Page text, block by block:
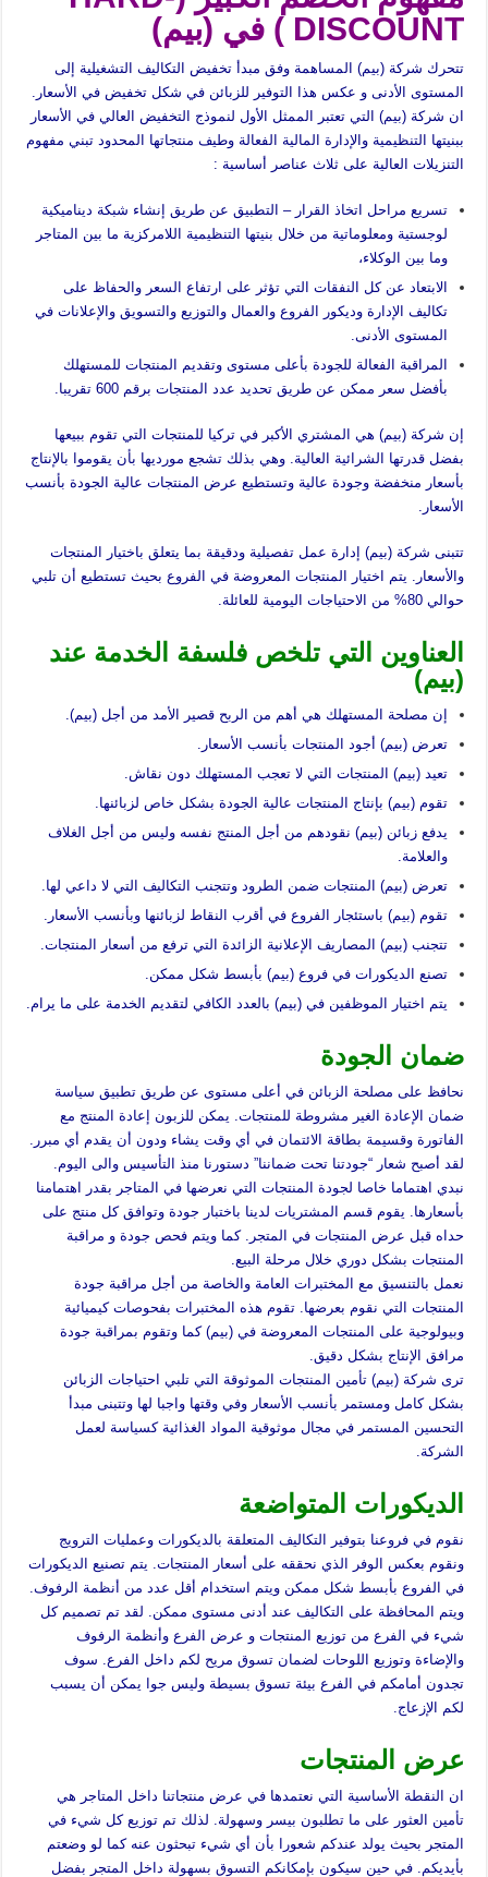
DISCOUNT ) في (بيم)
تتحرك شركة (بيم) المساهمة وفق مبدأ تخفيض التكاليف التشغيلية إلى
المستوى الأدنى و عكس هذا التوفير للزبائن في شكل تخفيض في الأسعار.
ان شركة (بيم) التي تعتبر الممثل الأول لنموذج التخفيض العالي في الأسعار
ببنيتها التنظيمية والإدارة المالية الفعالة وطيف منتجاتها المحدود تبني مفهوم
التنزيلات العالية على ثلاث عناصر أساسية :
تسريع مراحل اتخاذ القرار – التطبيق عن طريق إنشاء شبكة ديناميكية
لوجستية ومعلوماتية من خلال بنيتها التنظيمية اللامركزية ما بين المتاجر
وما بين الوكلاء،
الابتعاد عن كل النفقات التي تؤثر على ارتفاع السعر والحفاظ على
تكاليف الإدارة وديكور الفروع والعمال والتوزيع والتسويق والإعلانات في
المستوى الأدنى.
المراقبة الفعالة للجودة بأعلى مستوى وتقديم المنتجات للمستهلك
بأفضل سعر ممكن عن طريق تحديد عدد المنتجات برقم 600 تقريبا.
إن شركة (بيم) هي المشتري الأكبر في تركيا للمنتجات التي تقوم ببيعها
بفضل قدرتها الشرائية العالية. وهي بذلك تشجع مورديها بأن يقوموا بالإنتاج
بأسعار منخفضة وجودة عالية وتستطيع عرض المنتجات عالية الجودة بأنسب
الأسعار.
تتبنى شركة (بيم) إدارة عمل تفصيلية ودقيقة بما يتعلق باختيار المنتجات
والأسعار. يتم اختيار المنتجات المعروضة في الفروع بحيث تستطيع أن تلبي
حوالي 80% من الاحتياجات اليومية للعائلة.
العناوين التي تلخص فلسفة الخدمة عند
(بيم)
إن مصلحة المستهلك هي أهم من الربح قصير الأمد من أجل (بيم).
تعرض (بيم) أجود المنتجات بأنسب الأسعار.
تعيد (بيم) المنتجات التي لا تعجب المستهلك دون نقاش.
تقوم (بيم) بإنتاج المنتجات عالية الجودة بشكل خاص لزبائنها.
يدفع زبائن (بيم) نقودهم من أجل المنتج نفسه وليس من أجل الغلاف
والعلامة.
تعرض (بيم) المنتجات ضمن الطرود وتتجنب التكاليف التي لا داعي لها.
تقوم (بيم) باستئجار الفروع في أقرب النقاط لزبائنها وبأنسب الأسعار.
تتجنب (بيم) المصاريف الإعلانية الزائدة التي ترفع من أسعار المنتجات.
تصنع الديكورات في فروع (بيم) بأبسط شكل ممكن.
يتم اختيار الموظفين في (بيم) بالعدد الكافي لتقديم الخدمة على ما يرام.
ضمان الجودة
نحافظ على مصلحة الزبائن في أعلى مستوى عن طريق تطبيق سياسة
ضمان الإعادة الغير مشروطة للمنتجات. يمكن للزبون إعادة المنتج مع
الفاتورة وقسيمة بطاقة الائتمان في أي وقت يشاء ودون أن يقدم أي مبرر.
لقد أصبح شعار “جودتنا تحت ضماننا” دستورنا منذ التأسيس والى اليوم.
نبدي اهتماما خاصا لجودة المنتجات التي نعرضها في المتاجر بقدر اهتمامنا
بأسعارها. يقوم قسم المشتريات لدينا باختبار جودة وتوافق كل منتج على
حداه قبل عرض المنتجات في المتجر. كما ويتم فحص جودة و مراقبة
المنتجات بشكل دوري خلال مرحلة البيع.
نعمل بالتنسيق مع المختبرات العامة والخاصة من أجل مراقبة جودة
المنتجات التي نقوم بعرضها. تقوم هذه المختبرات بفحوصات كيميائية
وبيولوجية على المنتجات المعروضة في (بيم) كما وتقوم بمراقبة جودة
مرافق الإنتاج بشكل دقيق.
ترى شركة (بيم) تأمين المنتجات الموثوقة التي تلبي احتياجات الزبائن
بشكل كامل ومستمر بأنسب الأسعار وفي وقتها واجبا لها وتتبنى مبدأ
التحسين المستمر في مجال موثوقية المواد الغذائية كسياسة لعمل
الشركة.
الديكورات المتواضعة
نقوم في فروعنا بتوفير التكاليف المتعلقة بالديكورات وعمليات الترويج
ونقوم بعكس الوفر الذي نحققه على أسعار المنتجات. يتم تصنيع الديكورات
في الفروع بأبسط شكل ممكن ويتم استخدام أقل عدد من أنظمة الرفوف.
ويتم المحافظة على التكاليف عند أدنى مستوى ممكن. لقد تم تصميم كل
شيء في الفرع من توزيع المنتجات و عرض الفرع وأنظمة الرفوف
والإضاءة وتوزيع اللوحات لضمان تسوق مريح لكم داخل الفرع. سوف
تجدون أمامكم في الفرع بيئة تسوق بسيطة وليس جوا يمكن أن يسبب
لكم الإزعاج.
عرض المنتجات
ان النقطة الأساسية التي نعتمدها في عرض منتجاتنا داخل المتاجر هي
تأمين العثور على ما تطلبون بيسر وسهولة. لذلك تم توزيع كل شيء في
المتجر بحيث يولد عندكم شعورا بأن أي شيء تبحثون عنه كما لو وضعتم
بأيديكم. في حين سيكون بإمكانكم التسوق بسهولة داخل المتجر بفضل